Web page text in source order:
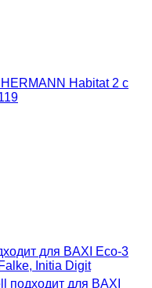
Habitat 2 с
для BAXI Eco-3
Initia Digit